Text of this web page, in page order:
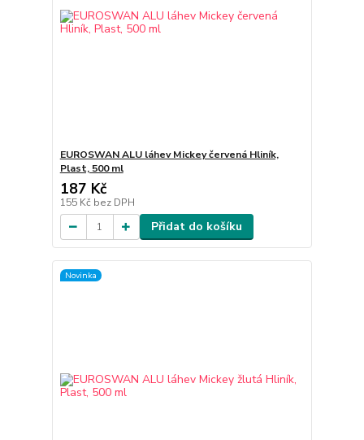
EUROSWAN ALU láhev Mickey červená Hliník,
Plast, 500 ml
187 Kč
155 Kč bez DPH
Přidat do košíku
Novinka